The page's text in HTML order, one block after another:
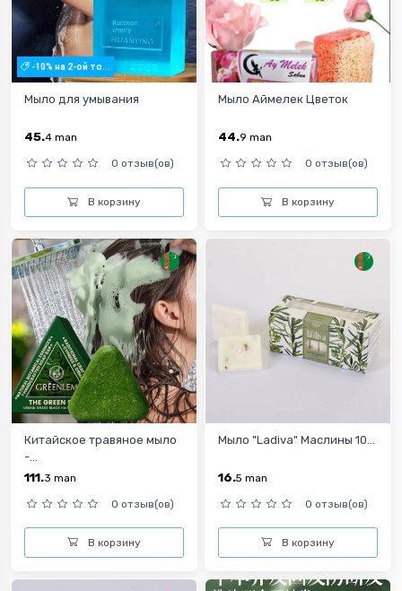
-10% на 2-ой то...
Mыло для умывания
45.4 man
0 отзыв(ов)
В корзину
Мыло Аймелек Цветок
44.9 man
0 отзыв(ов)
В корзину
Китайское травяное мыло
-...
111.3 man
0 отзыв(ов)
В корзину
Мыло "Ladiva" Маслины 10...
16.5 man
0 отзыв(ов)
В корзину